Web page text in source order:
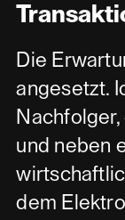
Die
angesetzt.
und neben
dem